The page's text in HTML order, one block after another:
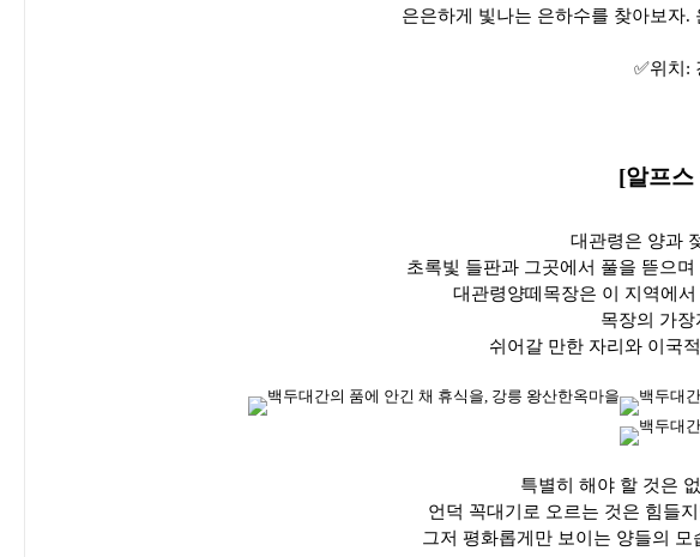
은은하게 빛나는 은하수를 찾아보자
✅위치:
[알프
대관령은 양과
초록빛 들판과 그곳에서 풀을 뜯으
대관령양떼목장은 이 지역에
목장의 가
쉬어갈 만한 자리와 이국
특별히 해야 할 것은
언덕 꼭대기로 오르는 것은 힘들
그저 평화롭게만 보이는 양들의